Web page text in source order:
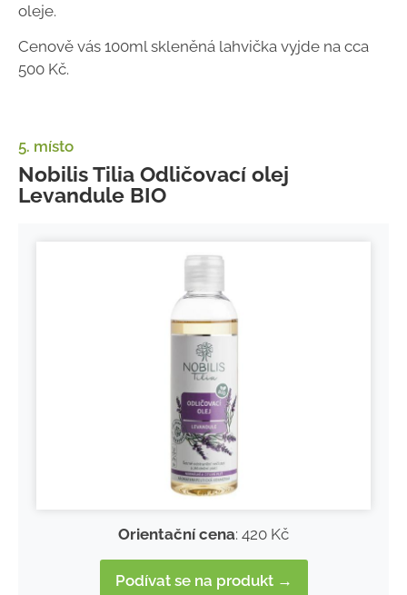
oleje.
Cenově vás 100ml skleněná lahvička vyjde na cca
500 Kč.
5. místo
Nobilis Tilia Odličovací olej
Levandule BIO
Orientační cena: 420 Kč
Podívat se na produkt →